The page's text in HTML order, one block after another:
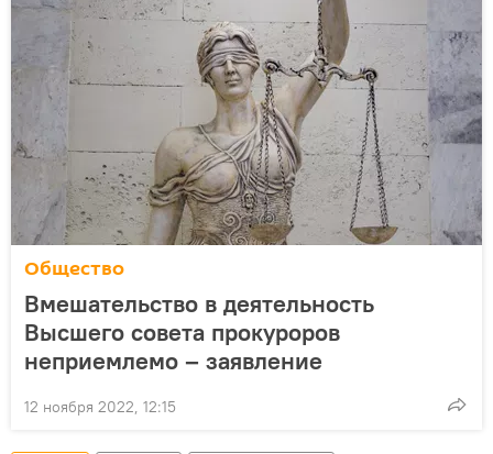
Общество
Вмешательство в деятельность
Высшего совета прокуроров
неприемлемо – заявление
12 ноября 2022, 12:15